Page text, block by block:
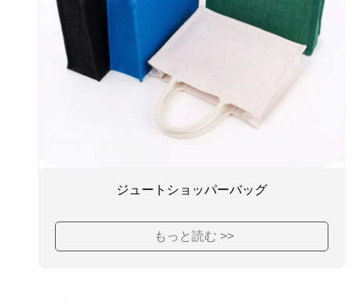
ジュートショッパーバッグ
もっと読む >>